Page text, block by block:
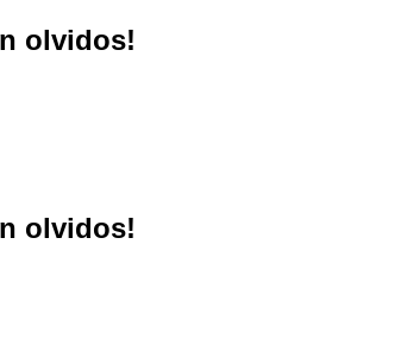
olvidos!
olvidos!